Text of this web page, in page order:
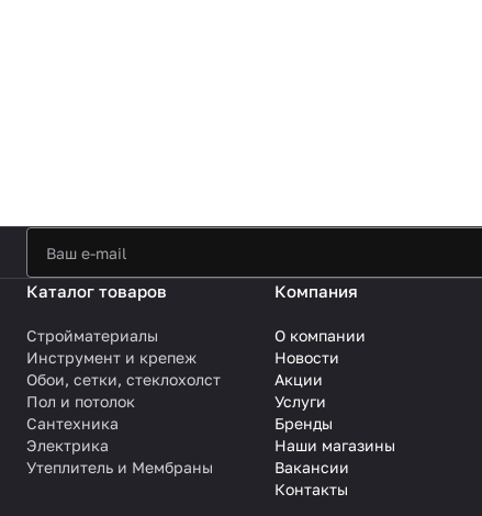
Каталог товаров
Стройматериалы
Инструмент и крепеж
Обои, сетки, стеклохолст
Пол и потолок
Сантехника
Электрика
Утеплитель и Мембраны
Компания
О компании
Новости
Акции
Услуги
Бренды
Наши магазины
Вакансии
Контакты